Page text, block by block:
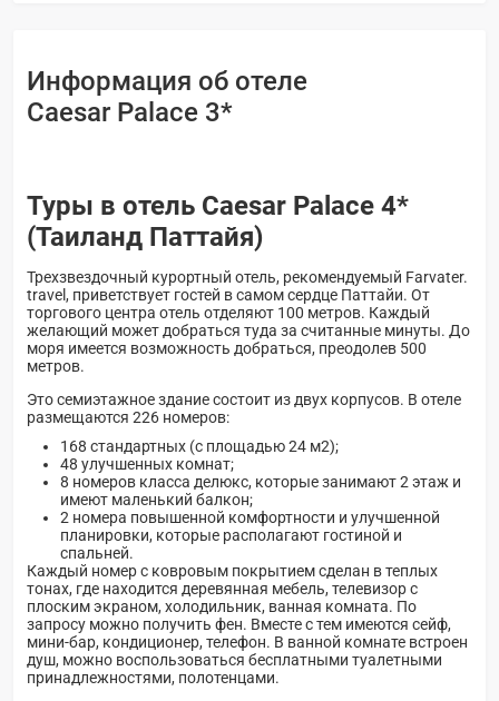
Информация об отеле
Caesar Palace 3*
Туры в отель Caesar Palace 4*
(Таиланд Паттайя)
Трехзвездочный курортный отель, рекомендуемый Farvater.
travel, приветствует гостей в самом сердце Паттайи. От
торгового центра отель отделяют 100 метров. Каждый
желающий может добраться туда за считанные минуты. До
моря имеется возможность добраться, преодолев 500
метров.
Это семиэтажное здание состоит из двух корпусов. В отеле
размещаются 226 номеров:
168 стандартных (с площадью 24 м2);
48 улучшенных комнат;
8 номеров класса делюкс, которые занимают 2 этаж и
имеют маленький балкон;
2 номера повышенной комфортности и улучшенной
планировки, которые располагают гостиной и
спальней.
Каждый номер с ковровым покрытием сделан в теплых
тонах, где находится деревянная мебель, телевизор с
плоским экраном, холодильник, ванная комната. По
запросу можно получить фен. Вместе с тем имеются сейф,
мини-бар, кондиционер, телефон. В ванной комнате встроен
душ, можно воспользоваться бесплатными туалетными
принадлежностями, полотенцами.